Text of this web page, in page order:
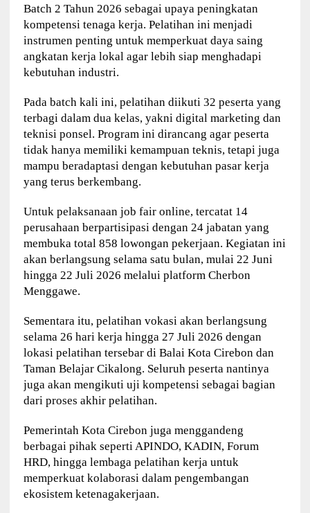
Batch 2 Tahun 2026 sebagai upaya peningkatan
kompetensi tenaga kerja. Pelatihan ini menjadi
instrumen penting untuk memperkuat daya saing
angkatan kerja lokal agar lebih siap menghadapi
kebutuhan industri.
Pada batch kali ini, pelatihan diikuti 32 peserta yang
terbagi dalam dua kelas, yakni digital marketing dan
teknisi ponsel. Program ini dirancang agar peserta
tidak hanya memiliki kemampuan teknis, tetapi juga
mampu beradaptasi dengan kebutuhan pasar kerja
yang terus berkembang.
Untuk pelaksanaan job fair online, tercatat 14
perusahaan berpartisipasi dengan 24 jabatan yang
membuka total 858 lowongan pekerjaan. Kegiatan ini
akan berlangsung selama satu bulan, mulai 22 Juni
hingga 22 Juli 2026 melalui platform Cherbon
Menggawe.
Sementara itu, pelatihan vokasi akan berlangsung
selama 26 hari kerja hingga 27 Juli 2026 dengan
lokasi pelatihan tersebar di Balai Kota Cirebon dan
Taman Belajar Cikalong. Seluruh peserta nantinya
juga akan mengikuti uji kompetensi sebagai bagian
dari proses akhir pelatihan.
Pemerintah Kota Cirebon juga menggandeng
berbagai pihak seperti APINDO, KADIN, Forum
HRD, hingga lembaga pelatihan kerja untuk
memperkuat kolaborasi dalam pengembangan
ekosistem ketenagakerjaan.